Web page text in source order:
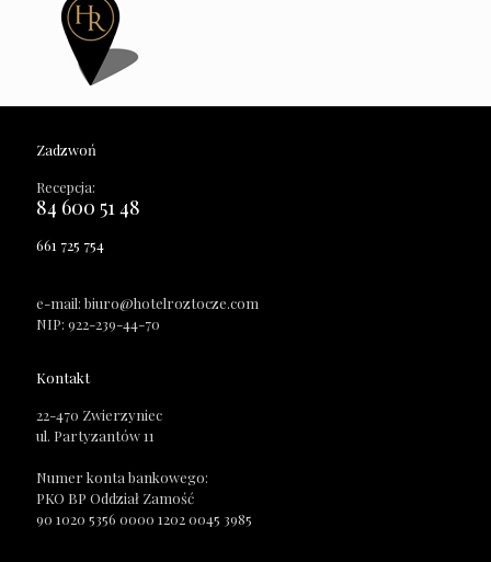
Zadzwoń
Recepcja:
84 600 51 48
661 725 754
e-mail: biuro@hotelroztocze.com
NIP: 922-239-44-70
Kontakt
22-470 Zwierzyniec
ul. Partyzantów 11
Numer konta bankowego:
PKO BP Oddział Zamość
90 1020 5356 0000 1202 0045 3985